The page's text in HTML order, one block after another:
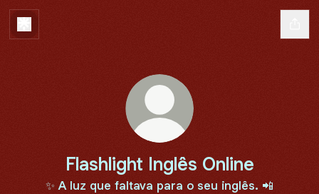
Flashlight Inglês Online
✨ A luz que faltava para o seu inglês. 📲